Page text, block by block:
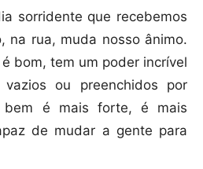
sorridente que recebemos
na rua, muda nosso ânimo.
bom, tem um poder incrível
ou preenchidos por
bem é mais forte, é mais
de mudar a gente para